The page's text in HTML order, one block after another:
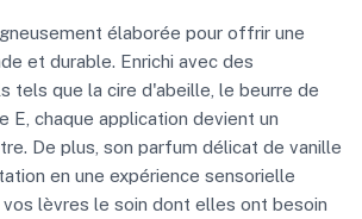
élaborée pour offrir une
et durable. Enrichi avec des
tels que la cire d'abeille, le beurre de
E, chaque application devient un
De plus, son parfum délicat de vanille
en une expérience sensorielle
lèvres le soin dont elles ont besoin